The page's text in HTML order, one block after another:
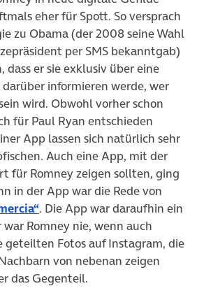
eher für Spott. So versprach
zu Obama (der 2008 seine Wahl
per SMS bekanntgab)
dass er sie exklusiv über eine
informieren werde, wer
wird. Obwohl vorher schon
für Paul Ryan entschieden
App lassen sich natürlich sehr
Auch eine App, mit der
für Romney zeigen sollten, ging
in der App war die Rede von
(öffnet in neuem Tab)
. Die App war daraufhin ein
Romney nie, wenn auch
Fotos auf Instagram, die
von nebenan zeigen
das Gegenteil.